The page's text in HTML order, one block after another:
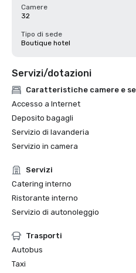
Camere
32
Tipo di sede
Boutique hotel
Servizi/dotazioni
Caratteristiche camere e
Accesso a Internet
Deposito bagagli
Servizio di lavanderia
Servizio in camera
Servizi
Catering interno
Ristorante interno
Servizio di autonoleggio
Trasporti
Autobus
Taxi